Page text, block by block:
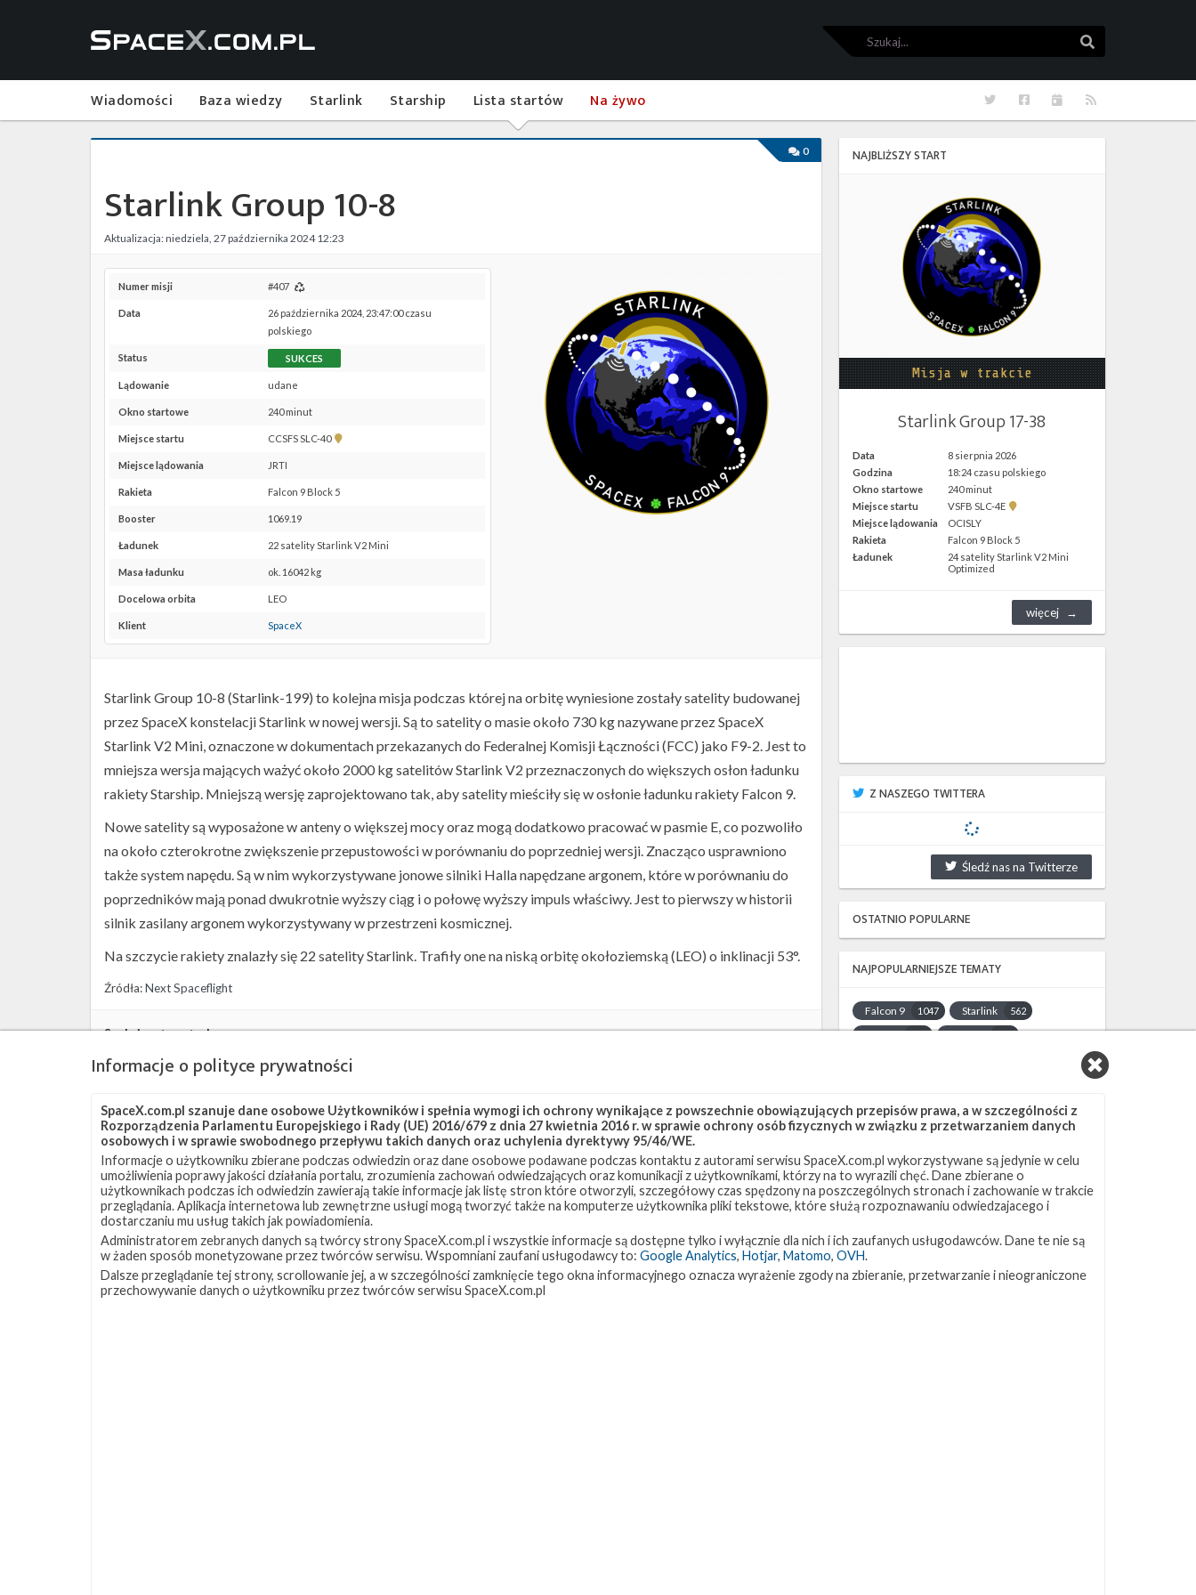
Szukaj
Wiadomości Baza wiedzy Starlink Starship Lista startów Na żywo RSS
Kalendarze
Facebook
Twitter
0
Starlink Group 10-8
Aktualizacja: niedziela, 27 października 2024 12:23
Numer misji #407
Data
26 października 2024, 23:47:00 czasu
polskiego
Status SUKCES
Lądowanie udane
Okno startowe 240 minut
Miejsce startu CCSFS SLC-40
Pokaż
Maps
Miejsce lądowania JRTI
Rakieta Falcon 9 Block 5
Booster 1069.19
Ładunek 22 satelity Starlink V2 Mini
Masa ładunku ok. 16042 kg
Docelowa orbita LEO
Klient SpaceX
Starlink Group 10-8 (Starlink-199) to kolejna misja podczas której na orbitę wyniesione zostały satelity budowanej
przez SpaceX konstelacji Starlink w nowej wersji. Są to satelity o masie około 730 kg nazywane przez SpaceX
Starlink V2 Mini, oznaczone w dokumentach przekazanych do Federalnej Komisji Łączności (FCC) jako F9-2. Jest to
mniejsza wersja mających ważyć około 2000 kg satelitów Starlink V2 przeznaczonych do większych osłon ładunku
rakiety Starship. Mniejszą wersję zaprojektowano tak, aby satelity mieściły się w osłonie ładunku rakiety Falcon 9.
Nowe satelity są wyposażone w anteny o większej mocy oraz mogą dodatkowo pracować w pasmie E, co pozwoliło
na około czterokrotne zwiększenie przepustowości w porównaniu do poprzedniej wersji. Znacząco usprawniono
także system napędu. Są w nim wykorzystywane jonowe silniki Halla napędzane argonem, które w porównaniu do
poprzedników mają ponad dwukrotnie wyższy ciąg i o połowę wyższy impuls właściwy. Jest to pierwszy w historii
silnik zasilany argonem wykorzystywany w przestrzeni kosmicznej.
Na szczycie rakiety znalazły się 22 satelity Starlink. Trafiły one na niską orbitę okołoziemską (LEO) o inklinacji 53°.
Źródła:Next Spaceflight
Szukaj po tematach
Falcon 9 JRTI SLC-40 Starlink
NAJBLIŻSZY START
Misja w trakcie
Starlink Group 17-38
Data
8 sierpnia 2026
Godzina
18:24 czasu polskiego
Okno startowe
240 minut
Miejsce startu
VSFB SLC-4E
Pokaż
SLC-
4E w
Google
Miejsce lądowania
OCISLY
Rakieta
Falcon 9 Block 5
Ładunek
24 satelity Starlink V2 Mini
Optimized
więcej
Z NASZEGO TWITTERA
Śledź nas na Twitterze
OSTATNIO POPULARNE
NAJPOPULARNIEJSZE TEMATY
Falcon 9 1047 Starlink 562
SLC-40 522 OCISLY 337
JRTI 214 ASOG 182
Dragon 2 145 Osłony ładunku 125
Starship Landing Zone 1
Loty załogowe 95 ISS 93
ZAPRZYJAŹNIONE STRONY
Kosmogadka
Informacje o polityce prywatności
SpaceX.com.pl szanuje dane osobowe Użytkowników i spełnia wymogi ich ochrony wynikające z powszechnie obowiązujących przepisów prawa, a w szczególności z
Rozporządzenia Parlamentu Europejskiego i Rady (UE) 2016/679 z dnia 27 kwietnia 2016 r. w sprawie ochrony osób fizycznych w związku z przetwarzaniem danych
osobowych i w sprawie swobodnego przepływu takich danych oraz uchylenia dyrektywy 95/46/WE.
Informacje o użytkowniku zbierane podczas odwiedzin oraz dane osobowe podawane podczas kontaktu z autorami serwisu SpaceX.com.pl wykorzystywane są jedynie w celu
umożliwienia poprawy jakości działania portalu, zrozumienia zachowań odwiedzających oraz komunikacji z użytkownikami, którzy na to wyrazili chęć. Dane zbierane o
użytkownikach podczas ich odwiedzin zawierają takie informacje jak listę stron które otworzyli, szczegółowy czas spędzony na poszczególnych stronach i zachowanie w trakcie
przeglądania. Aplikacja internetowa lub zewnętrzne usługi mogą tworzyć także na komputerze użytkownika pliki tekstowe, które służą rozpoznawaniu odwiedzajacego i
dostarczaniu mu usług takich jak powiadomienia.
Administratorem zebranych danych są twórcy strony SpaceX.com.pl i wszystkie informacje są dostępne tylko i wyłącznie dla nich i ich zaufanych usługodawców. Dane te nie są
w żaden sposób monetyzowane przez twórców serwisu. Wspomniani zaufani usługodawcy to: Google Analytics, Hotjar, Matomo, OVH.
Dalsze przeglądanie tej strony, scrollowanie jej, a w szczególności zamknięcie tego okna informacyjnego oznacza wyrażenie zgody na zbieranie, przetwarzanie i nieograniczone
przechowywanie danych o użytkowniku przez twórców serwisu SpaceX.com.pl